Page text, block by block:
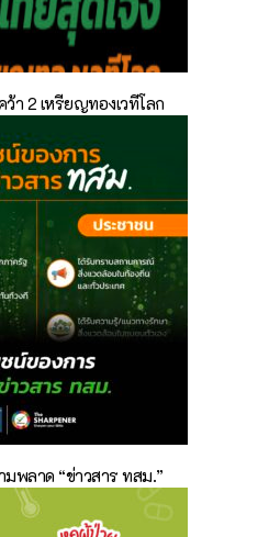
า 2 เหรียญทองเวทีโลก
พลาด “ข่าวสาร ทสม.”